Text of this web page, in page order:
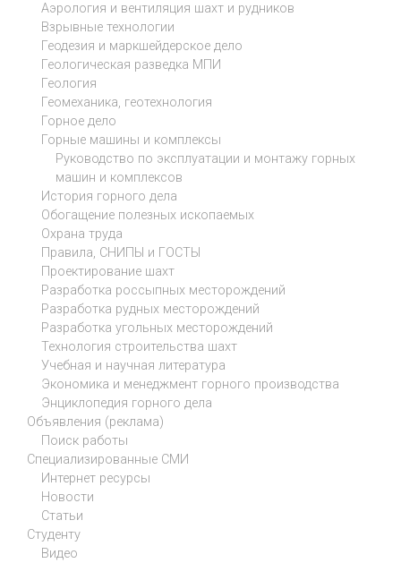
Аэрология и вентиляция шахт и рудников
Взрывные технологии
Геодезия и маркшейдерское дело
Геологическая разведка МПИ
Геология
Геомеханика, геотехнология
Горное дело
Горные машины и комплексы
Руководство по эксплуатации и монтажу горных
машин и комплексов
История горного дела
Обогащение полезных ископаемых
Охрана труда
Правила, СНИПЫ и ГОСТЫ
Проектирование шахт
Разработка россыпных месторождений
Разработка рудных месторождений
Разработка угольных месторождений
Технология строительства шахт
Учебная и научная литература
Экономика и менеджмент горного производства
Энциклопедия горного дела
Объявления (реклама)
Поиск работы
Специализированные СМИ
Интернет ресурсы
Новости
Статьи
Студенту
Видео